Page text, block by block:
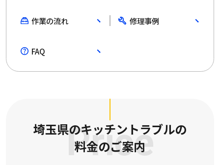
作業の流れ 修理事例
FAQ
Price
埼玉県のキッチントラブルの
料金のご案内